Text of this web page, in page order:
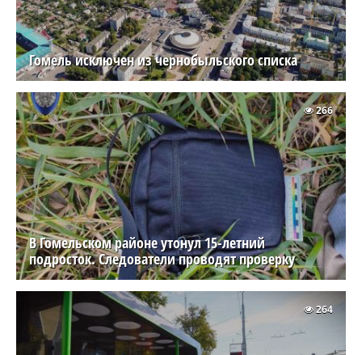
Гомель исключен из чернобыльского списка
В Гомельском районе утонул 15-летний
подросток. Следователи проводят проверку
266
264